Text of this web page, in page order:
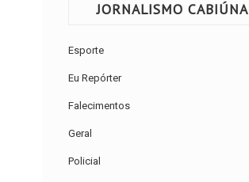
JORNALISMO CABIÚNA
Esporte
Eu Repórter
Falecimentos
Geral
Policial